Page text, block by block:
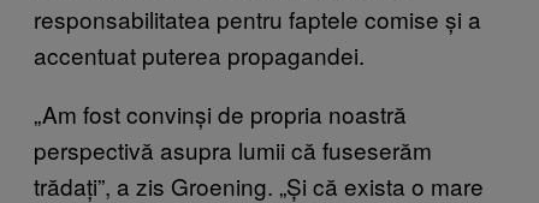
responsabilitatea pentru faptele comise și a
accentuat puterea propagandei.
„Am fost convinși de propria noastră
perspectivă asupra lumii că fuseserăm
trădați”, a zis Groening. „Și că exista o mare